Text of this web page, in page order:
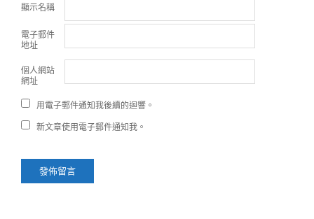
顯示名稱
電子郵件
地址
個人網站
網址
用電子郵件通知我後續的迴響。
新文章使用電子郵件通知我。